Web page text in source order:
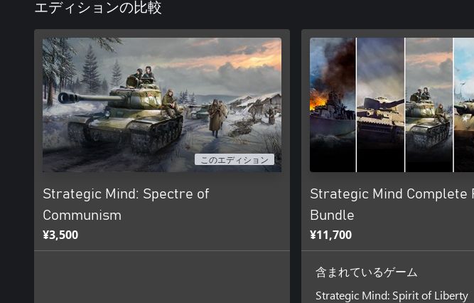
エディションの比較
このエディション
Strategic Mind: Spectre of
Communism
¥3,500
Strategic Mind Complete
Bundle
¥11,700
含まれているゲーム
Strategic Mind: Spirit of Liberty